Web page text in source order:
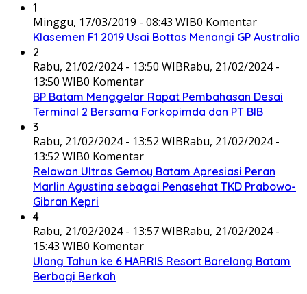
1
Minggu, 17/03/2019 - 08:43 WIB0 Komentar
Klasemen F1 2019 Usai Bottas Menangi GP Australia
2
Rabu, 21/02/2024 - 13:50 WIBRabu, 21/02/2024 -
13:50 WIB0 Komentar
BP Batam Menggelar Rapat Pembahasan Desai
Terminal 2 Bersama Forkopimda dan PT BIB
3
Rabu, 21/02/2024 - 13:52 WIBRabu, 21/02/2024 -
13:52 WIB0 Komentar
Relawan Ultras Gemoy Batam Apresiasi Peran
Marlin Agustina sebagai Penasehat TKD Prabowo-
Gibran Kepri
4
Rabu, 21/02/2024 - 13:57 WIBRabu, 21/02/2024 -
15:43 WIB0 Komentar
Ulang Tahun ke 6 HARRIS Resort Barelang Batam
Berbagi Berkah